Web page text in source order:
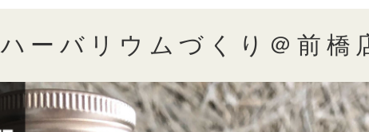
ハーバリウムづくり＠前橋